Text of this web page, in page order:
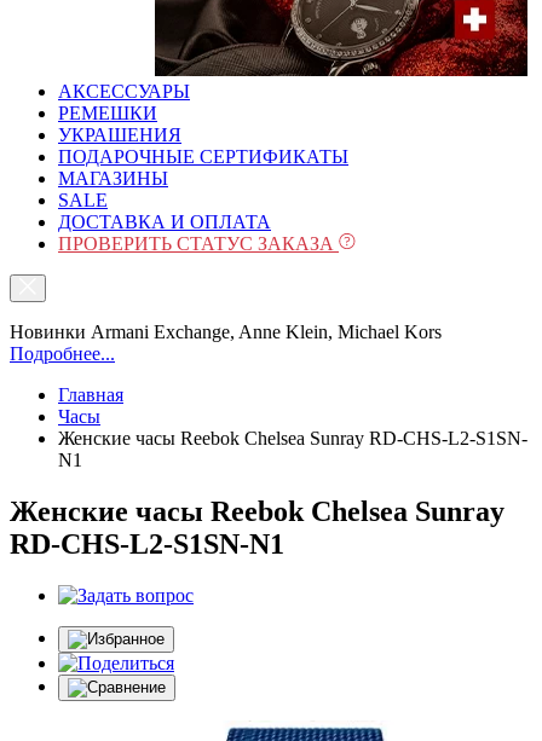
АКСЕССУАРЫ
РЕМЕШКИ
УКРАШЕНИЯ
ПОДАРОЧНЫЕ СЕРТИФИКАТЫ
МАГАЗИНЫ
SALE
ДОСТАВКА И ОПЛАТА
ПРОВЕРИТЬ СТАТУС ЗАКАЗА
Новинки Armani Exchange, Anne Klein, Michael Kors
Подробнее...
Главная
Часы
Женские часы Reebok Chelsea Sunray RD-CHS-L2-S1SN-
N1
Женские часы Reebok Chelsea Sunray
RD-CHS-L2-S1SN-N1